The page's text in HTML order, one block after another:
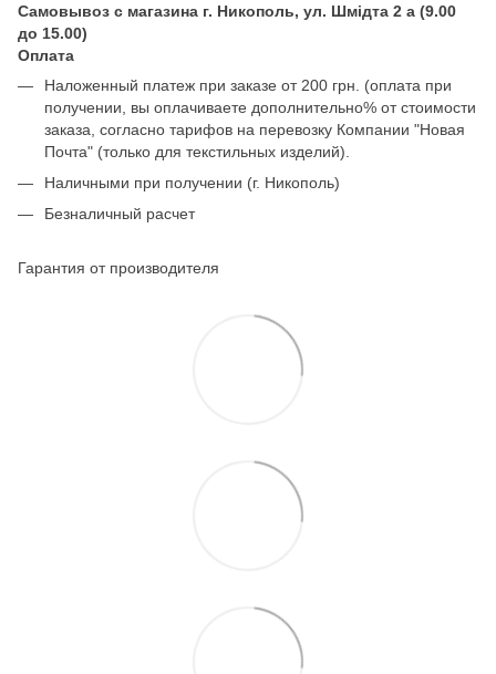
Самовывоз с магазина г. Никополь, ул. Шмідта 2 а (9.00
до 15.00)
Оплата
Наложенный платеж при заказе от 200 грн. (оплата при
получении, вы оплачиваете дополнительно% от стоимости
заказа, согласно тарифов на перевозку Компании "Новая
Почта" (только для текстильных изделий).
Наличными при получении (г. Никополь)
Безналичный расчет
Гарантия от производителя